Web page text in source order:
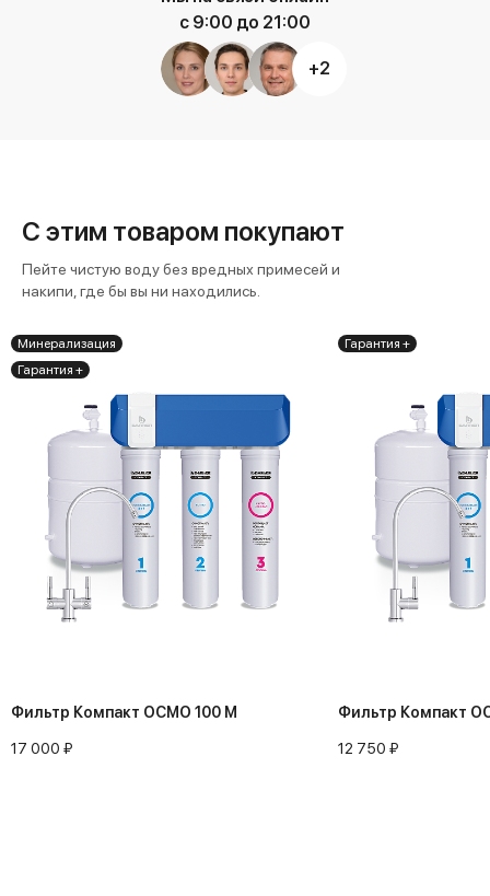
с 9:00 до 21:00
+2
С этим товаром покупают
Пейте чистую воду без вредных примесей и
накипи, где бы вы ни находились.
Фильтр Компакт ОСМО 100 М
17 000 ₽
Минерализация
Гарантия +
Фильтр Компакт
12 750 ₽
Гарантия +